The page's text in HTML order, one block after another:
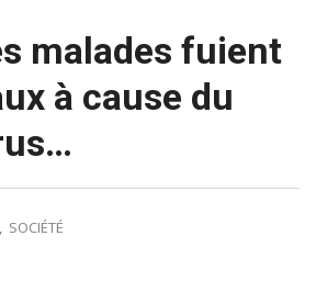
malades fuient
à cause du
, SOCIÉTÉ